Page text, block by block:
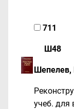
711
Ш48
Шепелев,
учеб. для